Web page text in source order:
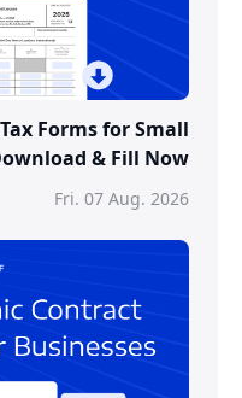
Forms for Small
& Fill Now
Fri. 07 Aug. 2026